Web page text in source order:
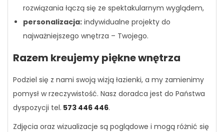
rozwiązania łączą się ze spektakularnym wyglądem,
personalizacja: indywidualne projekty do
najważniejszego wnętrza – Twojego.
Razem kreujemy piękne wnętrza
Podziel się z nami swoją wizją łazienki, a my zamienimy
pomysł w rzeczywistość. Nasz doradca jest do Państwa
dyspozycji tel. 573 446 446.
Zdjęcia oraz wizualizacje są poglądowe i mogą różnić się